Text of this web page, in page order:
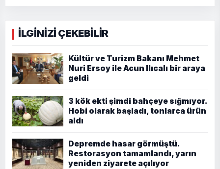
İLGİNİZİ ÇEKEBİLİR
Kültür ve Turizm Bakanı Mehmet
Nuri Ersoy ile Acun Ilıcalı bir araya
geldi
3 kök ekti şimdi bahçeye sığmıyor.
Hobi olarak başladı, tonlarca ürün
aldı
Depremde hasar görmüştü.
Restorasyon tamamlandı, yarın
yeniden ziyarete açılıyor